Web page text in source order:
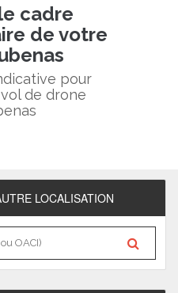
cadre
de votre
pour
de drone
LOCALISATION